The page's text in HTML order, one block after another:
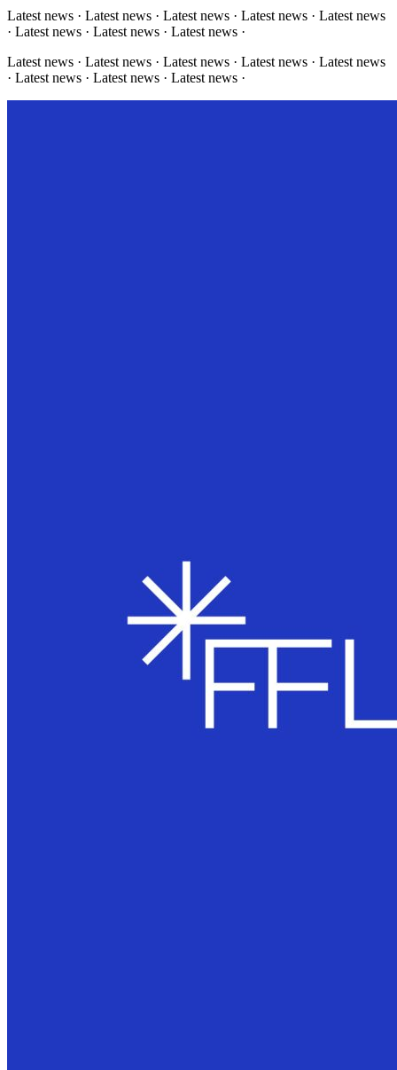
Latest news · Latest news · Latest news · Latest news · Latest news
· Latest news · Latest news · Latest news ·
Latest news · Latest news · Latest news · Latest news · Latest news
· Latest news · Latest news · Latest news ·